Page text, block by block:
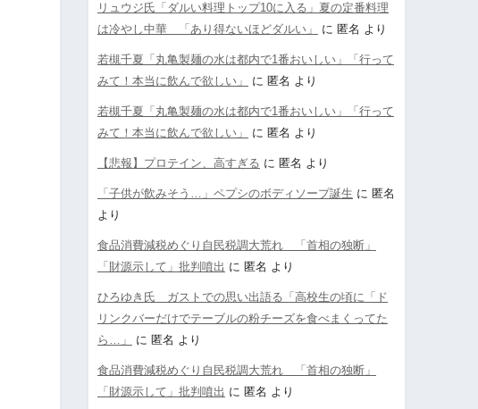
リュウジ氏「ダルい料理トップ10に入る」夏の定番料理
は冷やし中華 「あり得ないほどダルい」
に 匿名 より
若槻千夏「丸亀製麺の水は都内で1番おいしい」「行って
みて！本当に飲んで欲しい」
に 匿名 より
若槻千夏「丸亀製麺の水は都内で1番おいしい」「行って
みて！本当に飲んで欲しい」
に 匿名 より
【悲報】プロテイン、高すぎる に 匿名 より
「子供が飲みそう…」ペプシのボディソープ誕生 に 匿名
より
食品消費減税めぐり自民税調大荒れ 「首相の独断」
「財源示して」批判噴出 に 匿名 より
ひろゆき氏 ガストでの思い出語る「高校生の頃に「ド
リンクバーだけでテーブルの粉チーズを食べまくってた
ら…」
に 匿名 より
食品消費減税めぐり自民税調大荒れ 「首相の独断」
「財源示して」批判噴出 に 匿名 より